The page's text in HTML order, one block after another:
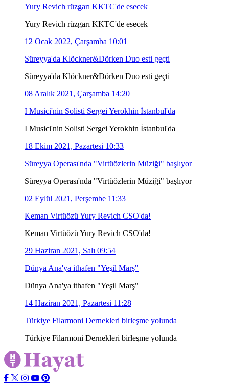
Yury Revich rüzgarı KKTC'de esecek
Yury Revich rüzgarı KKTC'de esecek
12 Ocak 2022, Çarşamba 10:01
Süreyya'da Klöckner&Dörken Duo esti geçti
Süreyya'da Klöckner&Dörken Duo esti geçti
08 Aralık 2021, Çarşamba 14:20
I Musici'nin Solisti Sergei Yerokhin İstanbul'da
I Musici'nin Solisti Sergei Yerokhin İstanbul'da
18 Ekim 2021, Pazartesi 10:33
Süreyya Operası'nda "Virtüözlerin Müziği" başlıyor
Süreyya Operası'nda "Virtüözlerin Müziği" başlıyor
02 Eylül 2021, Perşembe 11:33
Keman Virtüözü Yury Revich CSO'da!
Keman Virtüözü Yury Revich CSO'da!
29 Haziran 2021, Salı 09:54
Dünya Ana'ya ithafen "Yeşil Marş"
Dünya Ana'ya ithafen "Yeşil Marş"
14 Haziran 2021, Pazartesi 11:28
Türkiye Filarmoni Dernekleri birleşme yolunda
Türkiye Filarmoni Dernekleri birleşme yolunda